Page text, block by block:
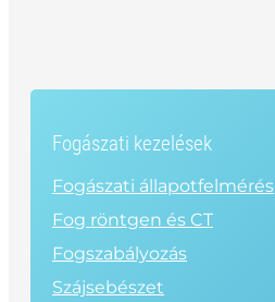
Fogászati kezelések
Fogászati állapotfelmérés
Fog röntgen és CT
Fogszabályozás
Szájsebészet